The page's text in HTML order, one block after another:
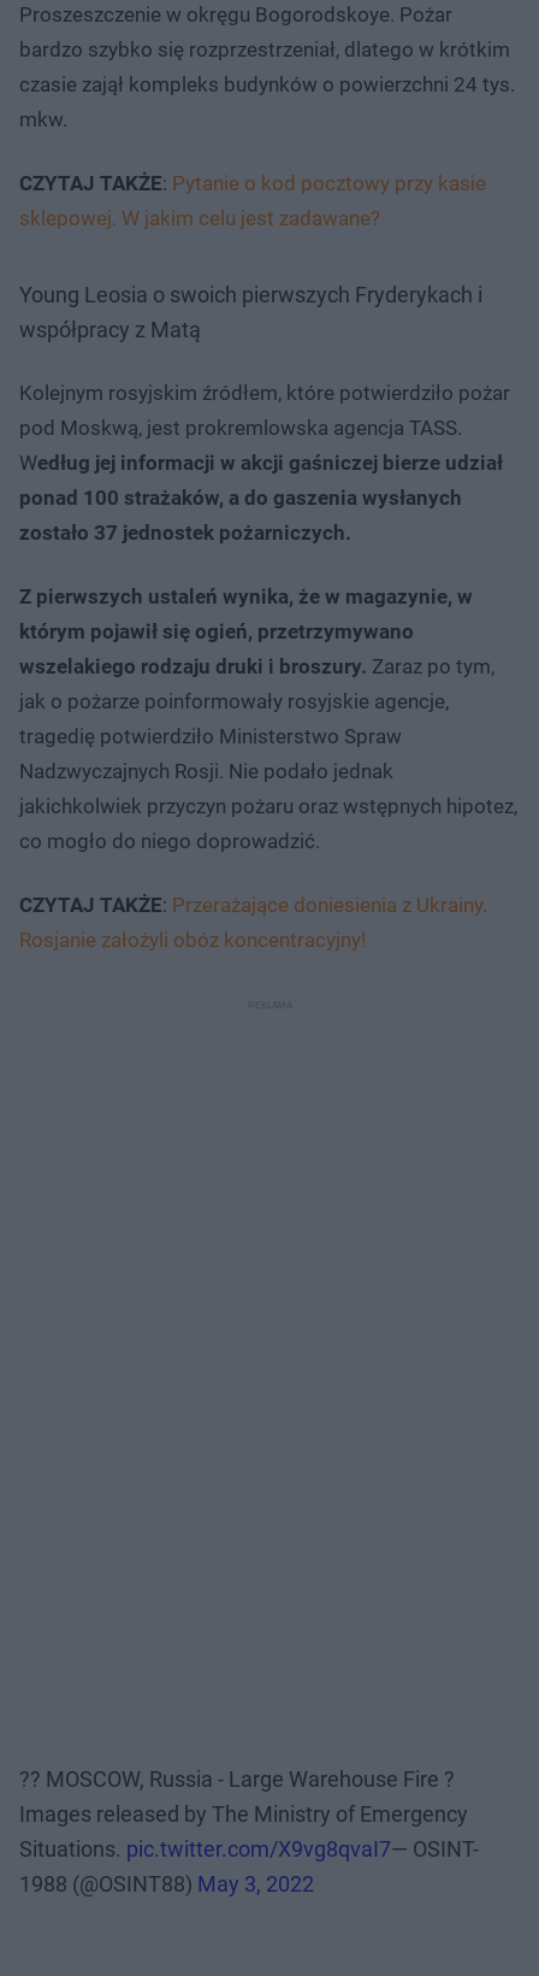
Proszeszczenie w okręgu Bogorodskoye. Pożar
bardzo szybko się rozprzestrzeniał, dlatego w krótkim
czasie zajął kompleks budynków o powierzchni 24 tys.
mkw.
CZYTAJ TAKŻE: Pytanie o kod pocztowy przy kasie
sklepowej. W jakim celu jest zadawane?
Young Leosia o swoich pierwszych Fryderykach i
współpracy z Matą
Kolejnym rosyjskim źródłem, które potwierdziło pożar
pod Moskwą, jest prokremlowska agencja TASS.
Według jej informacji w akcji gaśniczej bierze udział
ponad 100 strażaków, a do gaszenia wysłanych
zostało 37 jednostek pożarniczych.
Z pierwszych ustaleń wynika, że w magazynie, w
którym pojawił się ogień, przetrzymywano
wszelakiego rodzaju druki i broszury. Zaraz po tym,
jak o pożarze poinformowały rosyjskie agencje,
tragedię potwierdziło Ministerstwo Spraw
Nadzwyczajnych Rosji. Nie podało jednak
jakichkolwiek przyczyn pożaru oraz wstępnych hipotez,
co mogło do niego doprowadzić.
CZYTAJ TAKŻE: Przerażające doniesienia z Ukrainy.
Rosjanie założyli obóz koncentracyjny!
?? MOSCOW, Russia - Large Warehouse Fire ?
Images released by The Ministry of Emergency
Situations. pic.twitter.com/X9vg8qvaI7— OSINT-
1988 (@OSINT88) May 3, 2022